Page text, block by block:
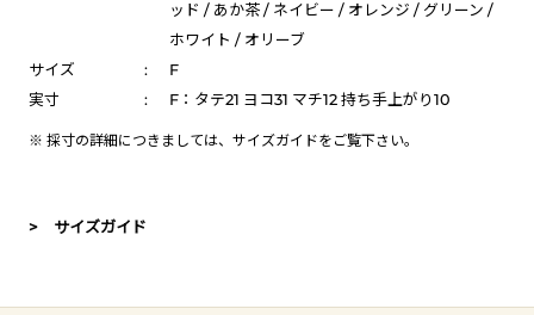
ッド / あか茶 / ネイビー / オレンジ / グリーン /
ホワイト / オリーブ
サイズ
:
F
実寸
: F：タテ21 ヨコ31 マチ12 持ち手上がり10
※ 採寸の詳細につきましては、 サイズガイドをご覧下さい。
> サイズガイド